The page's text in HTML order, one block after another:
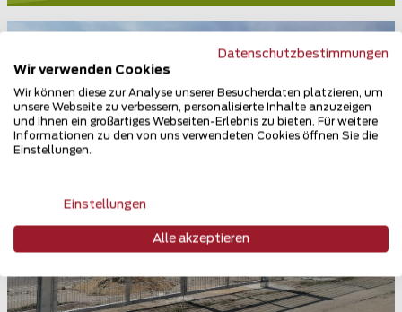
Datenschutzbestimmungen
Wir verwenden Cookies
Wir können diese zur Analyse unserer Besucherdaten platzieren, um
unsere Webseite zu verbessern, personalisierte Inhalte anzuzeigen
und Ihnen ein großartiges Webseiten-Erlebnis zu bieten. Für weitere
Informationen zu den von uns verwendeten Cookies öffnen Sie die
Einstellungen.
Einstellungen
Alle akzeptieren